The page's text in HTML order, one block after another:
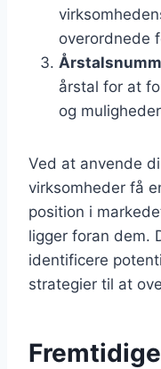
overordnede
årstal for at
og
Ved at anvende
virksomheder få
position i
ligger foran dem.
identificere
strategier til at